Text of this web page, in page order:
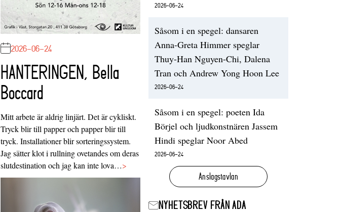
2026-06-24
HANTERINGEN, Bella
Boccard
Mitt arbete är aldrig linjärt. Det är cykliskt.
Tryck blir till papper och papper blir till
tryck. Installationer blir sorteringssystem.
Jag sätter klot i rullning ovetandes om deras
slutdestination och jag kan inte lova…>
2026-06-24
Såsom i en spegel: dansaren
Anna-Greta Himmer speglar
Thuy-Han Nguyen-Chi, Dalena
Tran och Andrew Yong Hoon Lee
2026-06-24
Såsom i en spegel: poeten Ida
Börjel och ljudkonstnären Jassem
Hindi speglar Noor Abed
2026-06-24
Anslagstavlan
NYHETSBREV FRÅN ADA